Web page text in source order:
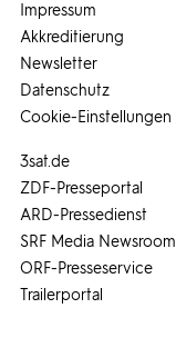
3sat.de
ZDF-Presseportal
ARD-Pressedienst
SRF Media Newsroom
ORF-Presseservice
Trailerportal
Impressum
Akkreditierung
Newsletter
Datenschutz
Cookie-Einstellungen